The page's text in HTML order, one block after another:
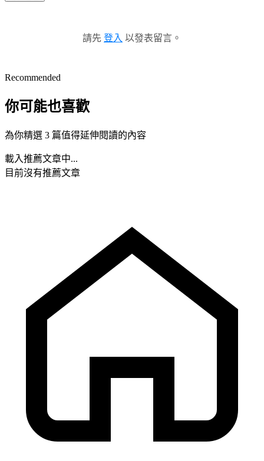
請先 登入 以發表留言。
Recommended
你可能也喜歡
為你精選 3 篇值得延伸閱讀的內容
載入推薦文章中...
目前沒有推薦文章